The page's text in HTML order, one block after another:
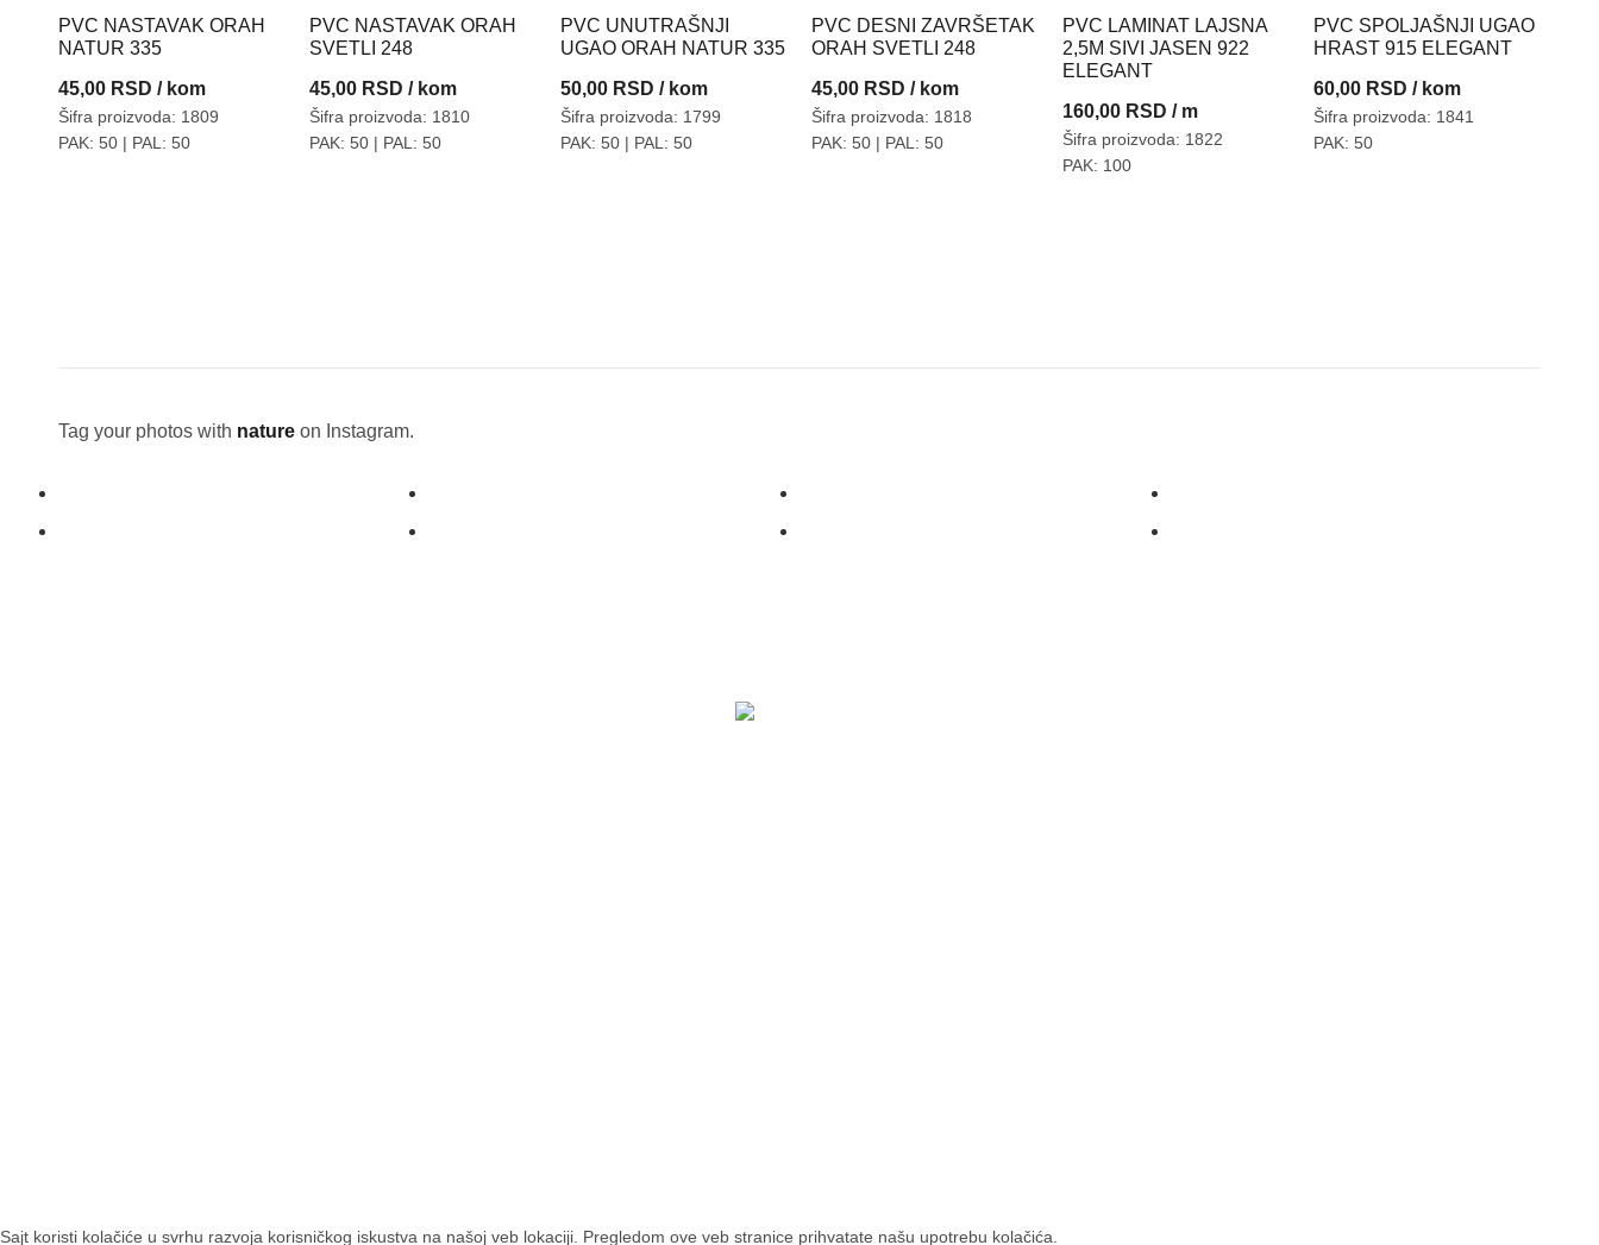
PVC NASTAVAK ORAH
NATUR 335
45,00 RSD / kom
Šifra proizvoda: 1809
PAK: 50| PAL: 50
PVC NASTAVAK ORAH
SVETLI 248
45,00 RSD / kom
Šifra proizvoda: 1810
PAK: 50| PAL: 50
PVC UNUTRAŠNJI
UGAO ORAH NATUR 335
50,00 RSD / kom
Šifra proizvoda: 1799
PAK: 50| PAL: 50
PVC DESNI ZAVRŠETAK
ORAH SVETLI 248
45,00 RSD / kom
Šifra proizvoda: 1818
PAK: 50| PAL: 50
PVC LAMINAT LAJSNA
2,5M SIVI JASEN 922
ELEGANT
160,00 RSD / m
Šifra proizvoda: 1822
PAK: 100
PVC SPOLJAŠNJI UGAO
HRAST 915 ELEGANT
60,00 RSD / kom
Šifra proizvoda: 1841
PAK: 50
Tag your photos with natureon Instagram.
Sajt koristi kolačiće u svrhu razvoja korisničkog iskustva na našoj veb lokaciji. Pregledom ove veb stranice prihvatate našu upotrebu kolačića.